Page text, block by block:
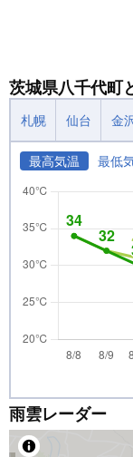
茨城県八千代町
札幌 仙台 金
最高気温 最低
雨雲レーダー